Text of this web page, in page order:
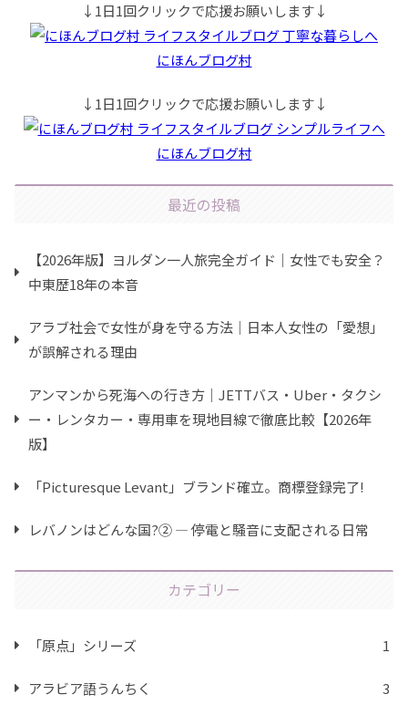
↓1日1回クリックで応援お願いします↓
にほんブログ村
↓1日1回クリックで応援お願いします↓
にほんブログ村
最近の投稿
【2026年版】ヨルダン一人旅完全ガイド｜女性でも安全？
中東歴18年の本音
アラブ社会で女性が身を守る方法｜日本人女性の「愛想」
が誤解される理由
アンマンから死海への行き方｜JETTバス・Uber・タクシ
ー・レンタカー・専用車を現地目線で徹底比較【2026年
版】
「Picturesque Levant」ブランド確立。商標登録完了!
レバノンはどんな国?② ― 停電と騒音に支配される日常
カテゴリー
「原点」シリーズ 1
アラビア語うんちく 3